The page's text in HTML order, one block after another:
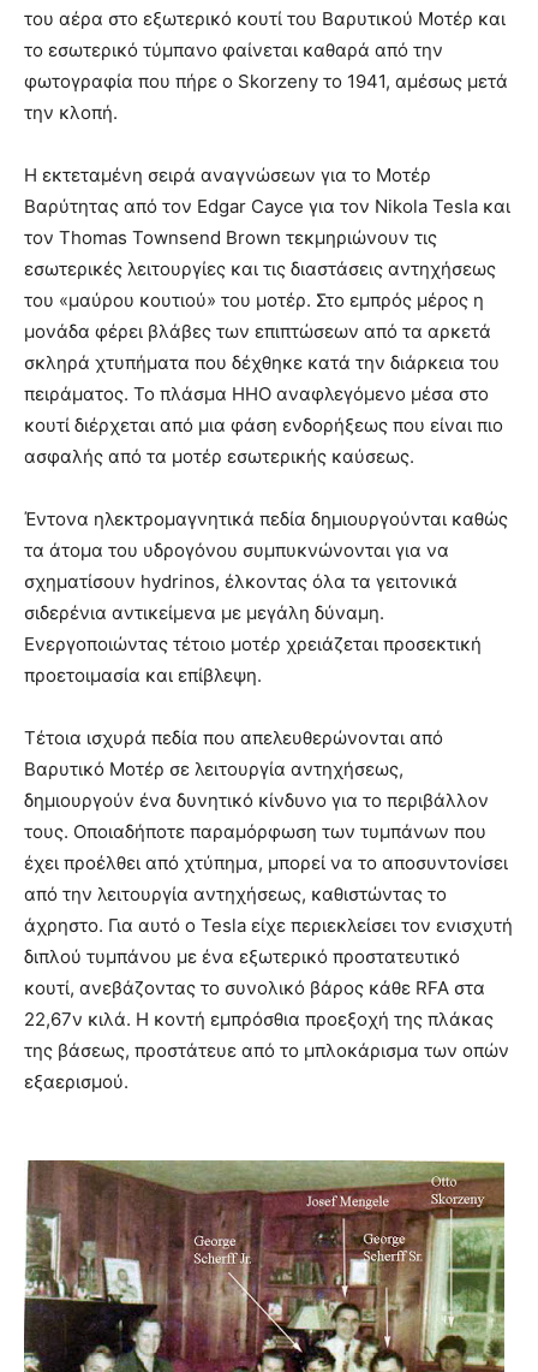
του αέρα στο εξωτερικό κουτί του Βαρυτικού Μοτέρ και
το εσωτερικό τύμπανο φαίνεται καθαρά από την
φωτογραφία που πήρε ο Skorzeny το 1941, αμέσως μετά
την κλοπή.
Η εκτεταμένη σειρά αναγνώσεων για το Μοτέρ
Βαρύτητας από τον Edgar Cayce για τον Nikola Tesla και
τον Thomas Townsend Brown τεκμηριώνουν τις
εσωτερικές λειτουργίες και τις διαστάσεις αντηχήσεως
του «μαύρου κουτιού» του μοτέρ. Στο εμπρός μέρος η
μονάδα φέρει βλάβες των επιπτώσεων από τα αρκετά
σκληρά χτυπήματα που δέχθηκε κατά την διάρκεια του
πειράματος. Το πλάσμα ΗΗΟ αναφλεγόμενο μέσα στο
κουτί διέρχεται από μια φάση ενδορήξεως που είναι πιο
ασφαλής από τα μοτέρ εσωτερικής καύσεως.
Έντονα ηλεκτρομαγνητικά πεδία δημιουργούνται καθώς
τα άτομα του υδρογόνου συμπυκνώνονται για να
σχηματίσουν hydrinos, έλκοντας όλα τα γειτονικά
σιδερένια αντικείμενα με μεγάλη δύναμη.
Ενεργοποιώντας τέτοιο μοτέρ χρειάζεται προσεκτική
προετοιμασία και επίβλεψη.
Τέτοια ισχυρά πεδία που απελευθερώνονται από
Βαρυτικό Μοτέρ σε λειτουργία αντηχήσεως,
δημιουργούν ένα δυνητικό κίνδυνο για το περιβάλλον
τους. Οποιαδήποτε παραμόρφωση των τυμπάνων που
έχει προέλθει από χτύπημα, μπορεί να το αποσυντονίσει
από την λειτουργία αντηχήσεως, καθιστώντας το
άχρηστο. Για αυτό ο Tesla είχε περιεκλείσει τον ενισχυτή
διπλού τυμπάνου με ένα εξωτερικό προστατευτικό
κουτί, ανεβάζοντας το συνολικό βάρος κάθε RFA στα
22,67ν κιλά. Η κοντή εμπρόσθια προεξοχή της πλάκας
της βάσεως, προστάτευε από το μπλοκάρισμα των οπών
εξαερισμού.